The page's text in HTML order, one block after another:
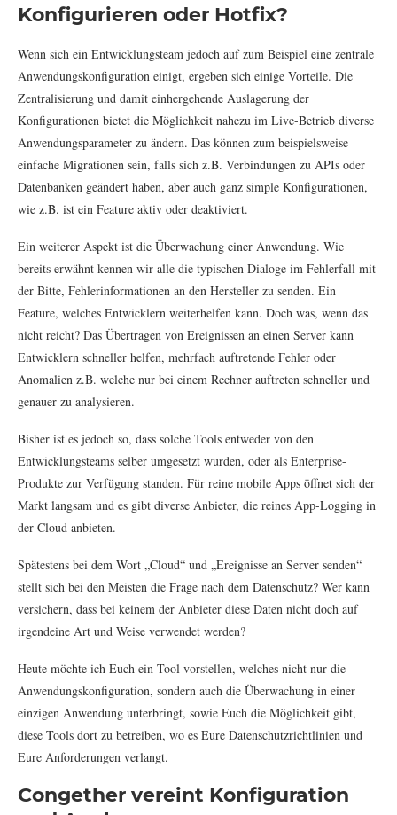
Konfigurieren oder Hotfix?
Wenn sich ein Entwicklungsteam jedoch auf zum Beispiel eine zentrale
Anwendungskonfiguration einigt, ergeben sich einige Vorteile. Die
Zentralisierung und damit einhergehende Auslagerung der
Konfigurationen bietet die Möglichkeit nahezu im Live-Betrieb diverse
Anwendungsparameter zu ändern. Das können zum beispielsweise
einfache Migrationen sein, falls sich z.B. Verbindungen zu APIs oder
Datenbanken geändert haben, aber auch ganz simple Konfigurationen,
wie z.B. ist ein Feature aktiv oder deaktiviert.
Ein weiterer Aspekt ist die Überwachung einer Anwendung. Wie
bereits erwähnt kennen wir alle die typischen Dialoge im Fehlerfall mit
der Bitte, Fehlerinformationen an den Hersteller zu senden. Ein
Feature, welches Entwicklern weiterhelfen kann. Doch was, wenn das
nicht reicht? Das Übertragen von Ereignissen an einen Server kann
Entwicklern schneller helfen, mehrfach auftretende Fehler oder
Anomalien z.B. welche nur bei einem Rechner auftreten schneller und
genauer zu analysieren.
Bisher ist es jedoch so, dass solche Tools entweder von den
Entwicklungsteams selber umgesetzt wurden, oder als Enterprise-
Produkte zur Verfügung standen. Für reine mobile Apps öffnet sich der
Markt langsam und es gibt diverse Anbieter, die reines App-Logging in
der Cloud anbieten.
Spätestens bei dem Wort „Cloud“ und „Ereignisse an Server senden“
stellt sich bei den Meisten die Frage nach dem Datenschutz? Wer kann
versichern, dass bei keinem der Anbieter diese Daten nicht doch auf
irgendeine Art und Weise verwendet werden?
Heute möchte ich Euch ein Tool vorstellen, welches nicht nur die
Anwendungskonfiguration, sondern auch die Überwachung in einer
einzigen Anwendung unterbringt, sowie Euch die Möglichkeit gibt,
diese Tools dort zu betreiben, wo es Eure Datenschutzrichtlinien und
Eure Anforderungen verlangt.
Congether vereint Konfiguration